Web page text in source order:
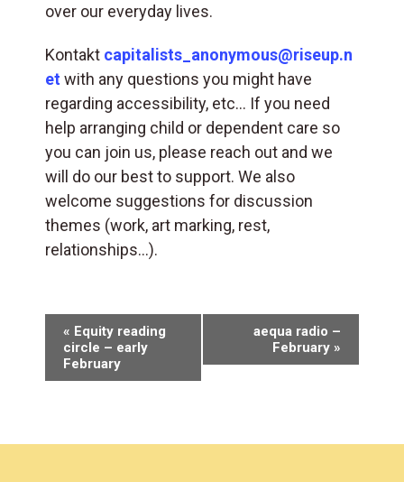
over our everyday lives.
Kontakt capitalists_anonymous@riseup.n
et with any questions you might have
regarding accessibility, etc… If you need
help arranging child or dependent care so
you can join us, please reach out and we
will do our best to support. We also
welcome suggestions for discussion
themes (work, art marking, rest,
relationships…).
s
« Equity reading
circle – early
February
aequa radio –
February »